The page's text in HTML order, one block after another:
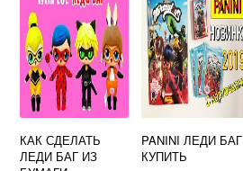
КАК СДЕЛАТЬ
ЛЕДИ БАГ ИЗ
PANINI ЛЕДИ БАГ
КУПИТЬ